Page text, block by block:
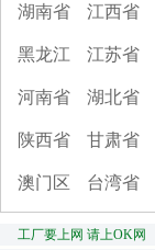
湖南省 江西省
黑龙江 江苏省
河南省 湖北省
陕西省 甘肃省
澳门区 台湾省
工厂要上网 请上OK网